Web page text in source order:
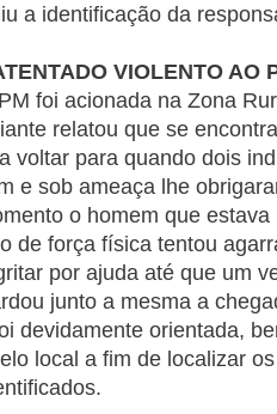
a identificação da
VIOLENTO AO
foi acionada na Zona
relatou que se
voltar para quando dois
e sob ameaça lhe
o homem que
de força física tentou
por ajuda até que um
junto a mesma a
devidamente orientada,
local a fim de localizar